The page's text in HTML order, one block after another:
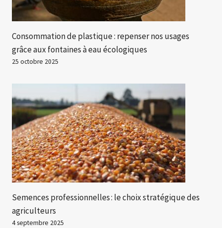
Consommation de plastique : repenser nos usages
grâce aux fontaines à eau écologiques
25 octobre 2025
Semences professionnelles : le choix stratégique des
agriculteurs
4 septembre 2025